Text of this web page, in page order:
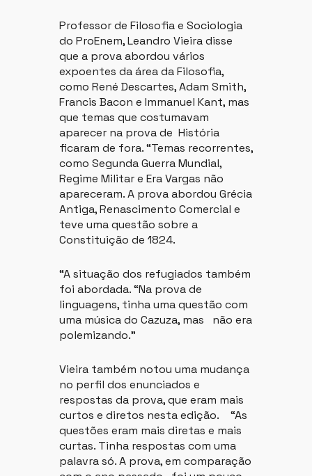
Professor de Filosofia e Sociologia
do ProEnem, Leandro Vieira disse
que a prova abordou vários
expoentes da área da Filosofia,
como René Descartes, Adam Smith,
Francis Bacon e Immanuel Kant, mas
que temas que costumavam
aparecer na prova de História
ficaram de fora. “Temas recorrentes,
como Segunda Guerra Mundial,
Regime Militar e Era Vargas não
apareceram. A prova abordou Grécia
Antiga, Renascimento Comercial e
teve uma questão sobre a
Constituição de 1824.
“A situação dos refugiados também
foi abordada. “Na prova de
linguagens, tinha uma questão com
uma música do Cazuza, mas não era
polemizando.”
Vieira também notou uma mudança
no perfil dos enunciados e
respostas da prova, que eram mais
curtos e diretos nesta edição. “As
questões eram mais diretas e mais
curtas. Tinha respostas com uma
palavra só. A prova, em comparação